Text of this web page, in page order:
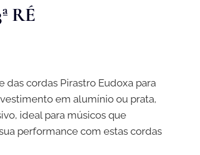
RÉ
cordas Pirastro Eudoxa para
em alumínio ou prata,
ideal para músicos que
performance com estas cordas